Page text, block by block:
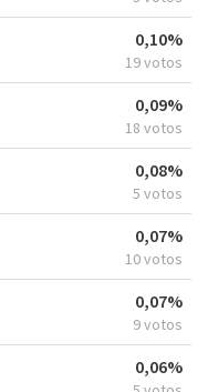
0,10%
19 votos
0,09%
18 votos
0,08%
5 votos
0,07%
10 votos
0,07%
9 votos
0,06%